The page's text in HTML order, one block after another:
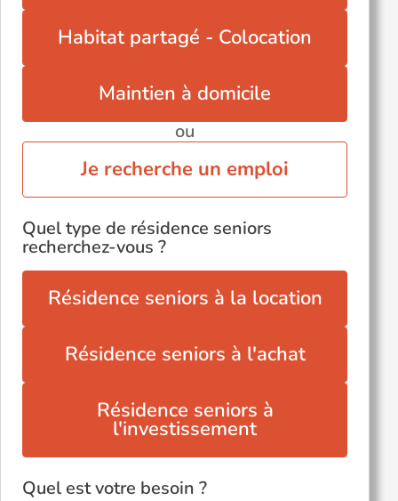
Habitat partagé - Colocation
Maintien à domicile
ou
Je recherche un emploi
Quel type de résidence seniors
recherchez-vous ?
Résidence seniors à la location
Résidence seniors à l'achat
Résidence seniors à
l'investissement
Quel est votre besoin ?